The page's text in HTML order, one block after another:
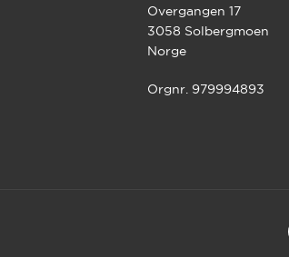
Overgangen 17
3058 Solbergmoen
Norge
Orgnr. 979994893